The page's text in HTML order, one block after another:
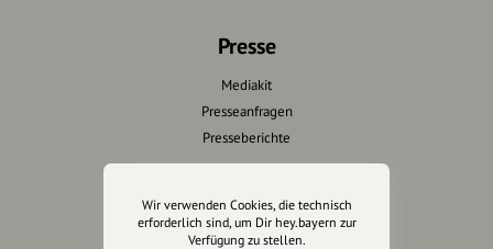
Presse
Mediakit
Presseanfragen
Presseberichte
Wir unterstützen Euch
Fotografie & mehr
Wir verwenden Cookies, die technisch
erforderlich sind, um Dir hey.bayern zur
Verfügung zu stellen.